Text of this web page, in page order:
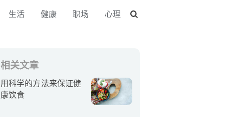
生活 健康 职场 心理
相关文章
用科学的方法来保证健
康饮食